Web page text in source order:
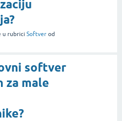
u rubrici Softver od
softver
za male